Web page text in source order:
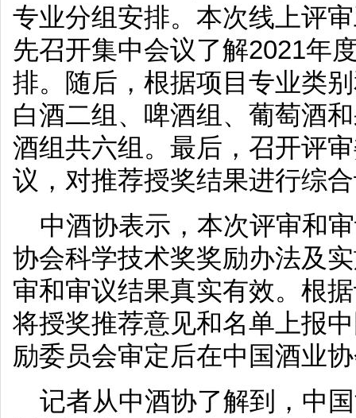
专业分组安排。本次线上评
先召开集中会议了解2021年
排。随后，根据项目专业类
白酒二组、啤酒组、葡萄酒
酒组共六组。最后，召开评
议，对推荐授奖结果进行综
中酒协表示，本次评审和
协会科学技术奖奖励办法及
审和审议结果真实有效。根
将授奖推荐意见和名单上报
励委员会审定后在中国酒业
记者从中酒协了解到，中